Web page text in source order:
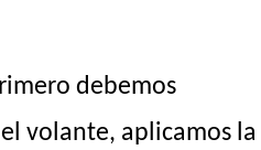
debemos
volante, aplicamos la